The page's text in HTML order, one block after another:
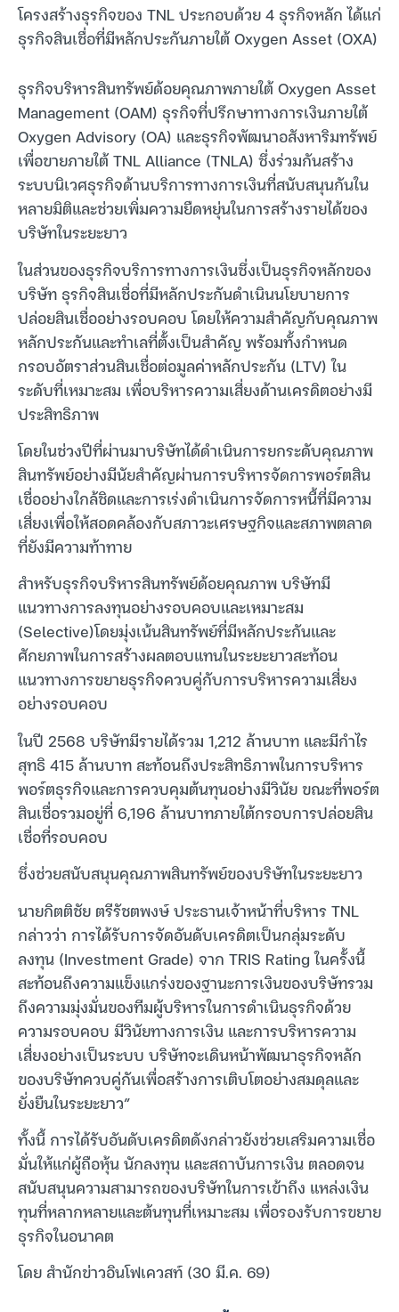
โครงสร้างธุรกิจของ TNL ประกอบด้วย 4 ธุรกิจหลัก ได้แก่
ธุรกิจสินเชื่อที่มีหลักประกันภายใต้ Oxygen Asset (OXA)
ธุรกิจบริหารสินทรัพย์ด้อยคุณภาพภายใต้ Oxygen Asset
Management (OAM) ธุรกิจที่ปรึกษาทางการเงินภายใต้
Oxygen Advisory (OA) และธุรกิจพัฒนาอสังหาริมทรัพย์
เพื่อขายภายใต้ TNL Alliance (TNLA) ซึ่งร่วมกันสร้าง
ระบบนิเวศธุรกิจด้านบริการทางการเงินที่สนับสนุนกันใน
หลายมิติและช่วยเพิ่มความยืดหยุ่นในการสร้างรายได้ของ
บริษัทในระยะยาว
ในส่วนของธุรกิจบริการทางการเงินซึ่งเป็นธุรกิจหลักของ
บริษัท ธุรกิจสินเชื่อที่มีหลักประกันดำเนินนโยบายการ
ปล่อยสินเชื่ออย่างรอบคอบ โดยให้ความสำคัญกับคุณภาพ
หลักประกันและทำเลที่ตั้งเป็นสำคัญ พร้อมทั้งกำหนด
กรอบอัตราส่วนสินเชื่อต่อมูลค่าหลักประกัน (LTV) ใน
ระดับที่เหมาะสม เพื่อบริหารความเสี่ยงด้านเครดิตอย่างมี
ประสิทธิภาพ
โดยในช่วงปีที่ผ่านมาบริษัทได้ดำเนินการยกระดับคุณภาพ
สินทรัพย์อย่างมีนัยสำคัญผ่านการบริหารจัดการพอร์ตสิน
เชื่ออย่างใกล้ชิดและการเร่งดำเนินการจัดการหนี้ที่มีความ
เสี่ยงเพื่อให้สอดคล้องกับสภาวะเศรษฐกิจและสภาพตลาด
ที่ยังมีความท้าทาย
สำหรับธุรกิจบริหารสินทรัพย์ด้อยคุณภาพ บริษัทมี
แนวทางการลงทุนอย่างรอบคอบและเหมาะสม
(Selective)โดยมุ่งเน้นสินทรัพย์ที่มีหลักประกันและ
ศักยภาพในการสร้างผลตอบแทนในระยะยาวสะท้อน
แนวทางการขยายธุรกิจควบคู่กับการบริหารความเสี่ยง
อย่างรอบคอบ
ในปี 2568 บริษัทมีรายได้รวม 1,212 ล้านบาท และมีกำไร
สุทธิ 415 ล้านบาท สะท้อนถึงประสิทธิภาพในการบริหาร
พอร์ตธุรกิจและการควบคุมต้นทุนอย่างมีวินัย ขณะที่พอร์ต
สินเชื่อรวมอยู่ที่ 6,196 ล้านบาทภายใต้กรอบการปล่อยสิน
เชื่อที่รอบคอบ
ซึ่งช่วยสนับสนุนคุณภาพสินทรัพย์ของบริษัทในระยะยาว
นายกิตติชัย ตรีรัชตพงษ์ ประธานเจ้าหน้าที่บริหาร TNL
กล่าวว่า การได้รับการจัดอันดับเครดิตเป็นกลุ่มระดับ
ลงทุน (Investment Grade) จาก TRIS Rating ในครั้งนี้
สะท้อนถึงความแข็งแกร่งของฐานะการเงินของบริษัทรวม
ถึงความมุ่งมั่นของทีมผู้บริหารในการดำเนินธุรกิจด้วย
ความรอบคอบ มีวินัยทางการเงิน และการบริหารความ
เสี่ยงอย่างเป็นระบบ บริษัทจะเดินหน้าพัฒนาธุรกิจหลัก
ของบริษัทควบคู่กันเพื่อสร้างการเติบโตอย่างสมดุลและ
ยั่งยืนในระยะยาว”
ทั้งนี้ การได้รับอันดับเครดิตดังกล่าวยังช่วยเสริมความเชื่อ
มั่นให้แก่ผู้ถือหุ้น นักลงทุน และสถาบันการเงิน ตลอดจน
สนับสนุนความสามารถของบริษัทในการเข้าถึง แหล่งเงิน
ทุนที่หลากหลายและต้นทุนที่เหมาะสม เพื่อรองรับการขยาย
ธุรกิจในอนาคต
โดย สำนักข่าวอินโฟเควสท์ (30 มี.ค. 69)